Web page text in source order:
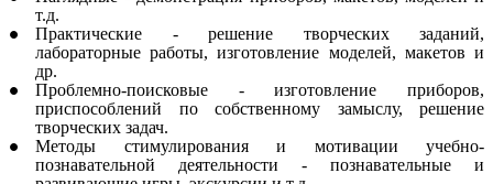
т.д.
Практические - решение творческих заданий,
лабораторные работы, изготовление моделей, макетов и
др.
Проблемно-поисковые - изготовление приборов,
приспособлений по собственному замыслу, решение
творческих задач.
Методы стимулирования и мотивации учебно-
познавательной деятельности - познавательные и